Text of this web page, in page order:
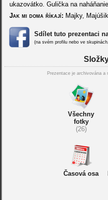
ukazovátko. Gulička na
Jak mi doma říkají: Majky,
Sdílet tuto prezentaci
(na svém profilu nebo ve
Prezentace je archivována
Všechny
fotky
(26)
Časová osa